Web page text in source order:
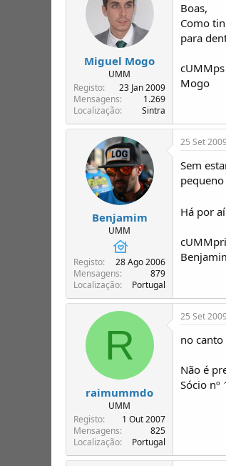
Miguel Mogo
UMM
Registo
23 Jan 2009
Mensagens
1.269
Localização
Sintra
Boas,
Como
para
cUMMps
Mogo
Benjamim
UMM
Registo
28 Ago 2006
Mensagens
879
Localização
Portugal
25 Set 2009
Sem
Há por
R
raimummdo
UMM
Registo
1 Out 2007
Mensagens
825
Localização
Portugal
25 Set 2009
no
Não é
Sócio nº